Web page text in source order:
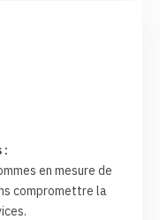
:
en mesure de
compromettre la